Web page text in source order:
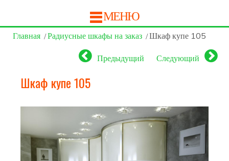
МЕНЮ
Главная Радиусные шкафы на заказ Шкаф купе 105
Предыдущий Следующий
Шкаф купе 105